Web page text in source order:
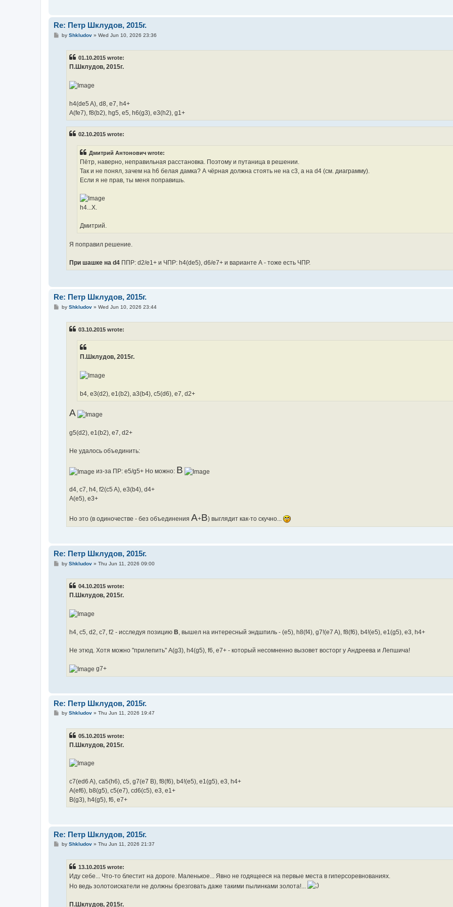
Re: Петр Шклудов, 2015г.
Pby Shkludov» Wed Jun 10, 2026 23:36
01.10.2015 wrote:
П.Шклудов, 2015г.
h4(de5 A), d8, e7, h4+
A(fe7), f8(b2), hg5, e5, h6(g3), e3(h2), g1+
02.10.2015 wrote:
Дмитрий Антонович wrote:
Пётр, наверно, неправильная расстановка. Поэтому и путаница в решении.
Так и не понял, зачем на h6 белая дамка? А чёрная должна стоять не на с3, а на d4 (см. диаграмму).
Если я не прав, ты меня поправишь.
h4...X.
Дмитрий.
Я поправил решение.
При шашке на d4 ППР: d2/e1+ и ЧПР: h4(de5), d6/e7+ и варианте А - тоже есть ЧПР.
Re: Петр Шклудов, 2015г.
Pby Shkludov» Wed Jun 10, 2026 23:44
03.10.2015 wrote:
П.Шклудов, 2015г.
b4, e3(d2), e1(b2), a3(b4), c5(d6), e7, d2+
А
g5(d2), e1(b2), e7, d2+
Не удалось объединить:
из-за ПР: e5/g5+ Но можно: В
d4, c7, h4, f2(c5 A), e3(b4), d4+
A(e5), e3+
Но это (в одиночестве - без объединения А+ В) выглядит как-то скучно...
Re: Петр Шклудов, 2015г.
Pby Shkludov» Thu Jun 11, 2026 09:00
04.10.2015 wrote:
П.Шклудов, 2015г.
h4, c5, d2, c7, f2 - исследуя позицию В, вышел на интересный эндшпиль - (e5), h8(f4), g7!(e7 A), f8(f6), b4!(e5), e1(g5), e3, h4+
Не этюд. Хотя можно "прилепить" A(g3), h4(g5), f6, e7+ - который несомненно вызовет восторг у Андреева и Лепшича!
g7+
Re: Петр Шклудов, 2015г.
Pby Shkludov» Thu Jun 11, 2026 19:47
05.10.2015 wrote:
П.Шклудов, 2015г.
с7(ed6 A), ca5(h6), c5, g7(e7 B), f8(f6), b4!(e5), e1(g5), e3, h4+
A(ef6), b8(g5), c5(e7), cd6(c5), e3, e1+
B(g3), h4(g5), f6, e7+
Re: Петр Шклудов, 2015г.
Pby Shkludov» Thu Jun 11, 2026 21:37
13.10.2015 wrote:
Иду себе... Что-то блестит на дороге. Маленькое... Явно не годящееся на первые места в гиперсоревнованиях.
Но ведь золотоискатели не должны брезговать даже такими пылинками золота!...
П.Шклудов, 2015г.